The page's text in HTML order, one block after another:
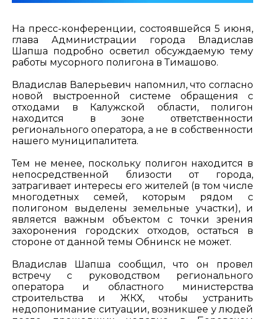
На пресс-конференции, состоявшейся 5 июня,
глава Администрации города Владислав
Шапша подробно осветил обсуждаемую тему
работы мусорного полигона в Тимашово.
Владислав Валерьевич напомнил, что согласно
новой выстроенной системе обращения с
отходами в Калужской области, полигон
находится в зоне ответственности
регионального оператора, а не в собственности
нашего муниципалитета.
Тем не менее, поскольку полигон находится в
непосредственной близости от города,
затрагивает интересы его жителей (в том числе
многодетных семей, которым рядом с
полигоном выделены земельные участки), и
является важным объектом с точки зрения
захоронения городских отходов, остаться в
стороне от данной темы Обнинск не может.
Владислав Шапша сообщил, что он провел
встречу с руководством регионального
оператора и областного министерства
строительства и ЖКХ, чтобы устранить
недопонимание ситуации, возникшее у людей